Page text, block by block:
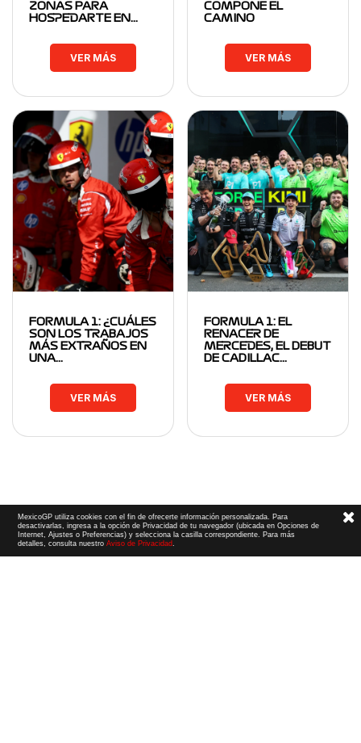
ZONAS PARA
HOSPEDARTE EN…
VER MÁS
COMPONE EL
CAMINO
VER MÁS
FORMULA 1: ¿CUÁLES
SON LOS TRABAJOS
MÁS EXTRAÑOS EN
UNA…
VER MÁS
FORMULA 1: EL
RENACER DE
MERCEDES, EL DEBUT
DE CADILLAC…
VER MÁS
MexicoGP utiliza cookies con el fin de ofrecerte información personalizada. Para
desactivarlas, ingresa a la opción de Privacidad de tu navegador (ubicada en Opciones de
Internet, Ajustes o Preferencias) y selecciona la casilla correspondiente. Para más
detalles, consulta nuestroAviso de Privacidad.